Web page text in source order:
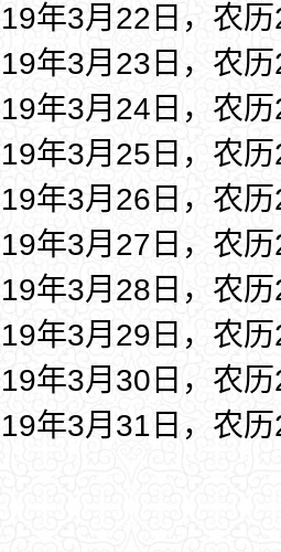
年3月22日，农
年3月23日，农
年3月24日，农
年3月25日，农
年3月26日，农
年3月27日，农
年3月28日，农
年3月29日，农
年3月30日，农
年3月31日，农